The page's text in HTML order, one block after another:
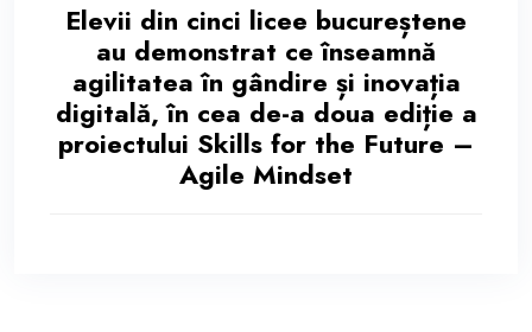
Elevii din cinci licee bucureștene
au demonstrat ce înseamnă
agilitatea în gândire și inovația
digitală, în cea de-a doua ediție a
proiectului Skills for the Future –
Agile Mindset